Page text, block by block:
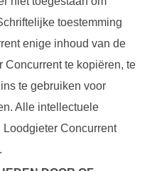
toestemming
enige inhoud van de
Concurrent te kopiëren, te
te gebruiken voor
Alle intellectuele
Concurrent